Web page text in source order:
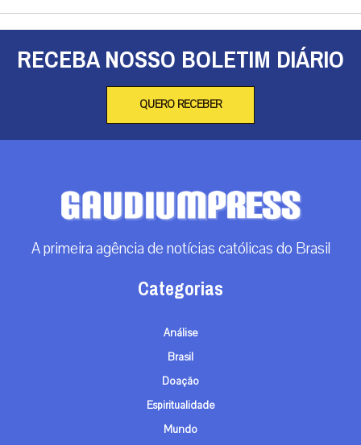
RECEBA NOSSO BOLETIM DIÁRIO
QUERO RECEBER
A primeira agência de notícias católicas do Brasil
Categorias
Análise
Brasil
Doação
Espiritualidade
Mundo